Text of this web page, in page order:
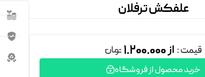
علفکش ترفلان
قیمت : ۱.۲۰۰.۰۰۰
خرید محصول از فروشگاه